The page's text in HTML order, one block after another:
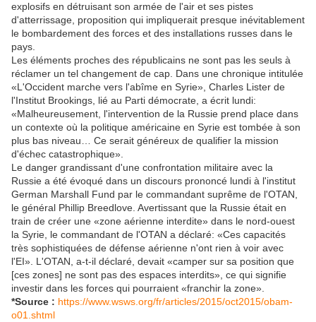
explosifs en détruisant son armée de l'air et ses pistes
d'atterrissage, proposition qui impliquerait presque inévitablement
le bombardement des forces et des installations russes dans le
pays.
Les éléments proches des républicains ne sont pas les seuls à
réclamer un tel changement de cap. Dans une chronique intitulée
«L'Occident marche vers l'abîme en Syrie», Charles Lister de
l'Institut Brookings, lié au Parti démocrate, a écrit lundi:
«Malheureusement, l'intervention de la Russie prend place dans
un contexte où la politique américaine en Syrie est tombée à son
plus bas niveau… Ce serait généreux de qualifier la mission
d'échec catastrophique».
Le danger grandissant d'une confrontation militaire avec la
Russie a été évoqué dans un discours prononcé lundi à l'institut
German Marshall Fund par le commandant suprême de l'OTAN,
le général Phillip Breedlove. Avertissant que la Russie était en
train de créer une «zone aérienne interdite» dans le nord-ouest
la Syrie, le commandant de l'OTAN a déclaré: «Ces capacités
très sophistiquées de défense aérienne n'ont rien à voir avec
l'EI». L'OTAN, a-t-il déclaré, devait «camper sur sa position que
[ces zones] ne sont pas des espaces interdits», ce qui signifie
investir dans les forces qui pourraient «franchir la zone».
*Source : https://www.wsws.org/fr/articles/2015/oct2015/obam-
o01.shtml